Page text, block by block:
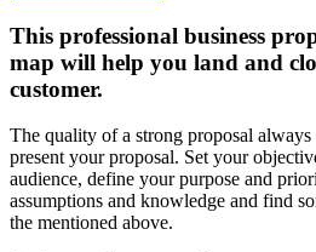
This professional business
map will help you land and
customer.
The quality of a strong proposal
present your proposal. Set your
audience, define your purpose and
assumptions and knowledge and find
the mentioned above.